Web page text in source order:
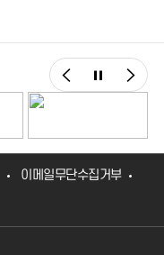
이메일무단수집거부